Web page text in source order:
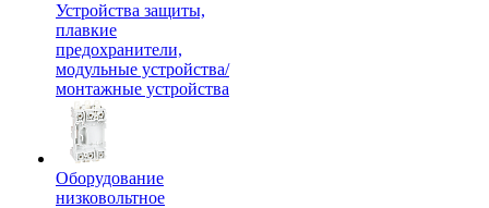
Устройства защиты,
плавкие
предохранители,
модульные устройства/
монтажные устройства
Оборудование
низковольтное